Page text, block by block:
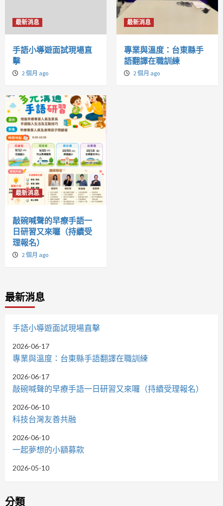
最新消息
手語小導遊面試現場直
擊
2 個月 ago
最新消息
專業與溫度：台東縣手
語翻譯在職訓練
2 個月 ago
最新消息
敲碗喊聲的早療手語一
日研習又來囉（持續受
理報名）
2 個月 ago
最新消息
手語小導遊面試現場直擊
2026-06-17
專業與溫度：台東縣手語翻譯在職訓練
2026-06-17
敲碗喊聲的早療手語一日研習又來囉（持續受理報名）
2026-06-10
科技台灣友善共融
2026-06-10
一起夢想的小額募款
2026-05-10
分類